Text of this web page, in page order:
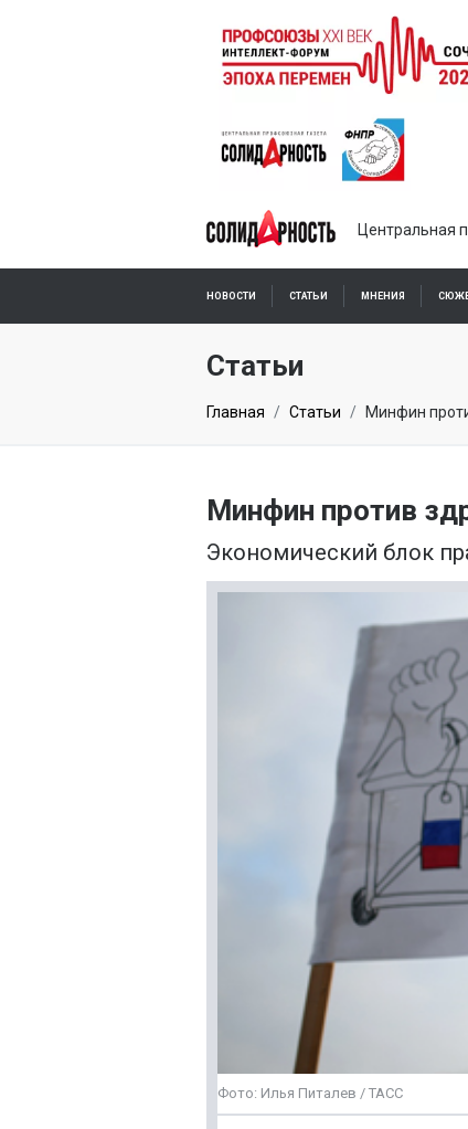
Центральная
НОВОСТИ СТАТЬИ МНЕНИЯ
Статьи
Главная Статьи Минфин
Минфин против
Экономический блок
Фото: Илья Питалев / ТАСС